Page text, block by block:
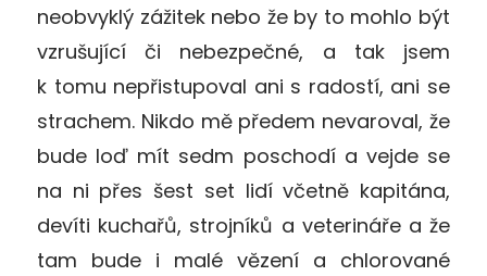
neobvyklý zážitek nebo že by to mohlo být
vzrušující či nebezpečné, a tak jsem
k tomu nepřistupoval ani s radostí, ani se
strachem. Nikdo mě předem nevaroval, že
bude loď mít sedm poschodí a vejde se
na ni přes šest set lidí včetně kapitána,
devíti kuchařů, strojníků a veterináře a že
tam bude i malé vězení a chlorované